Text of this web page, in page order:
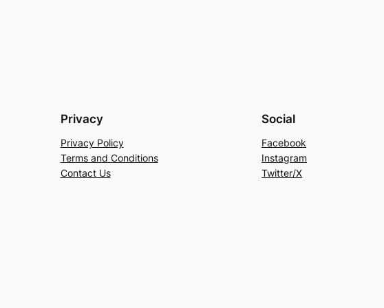
Privacy
Privacy Policy
Terms and Conditions
Contact Us
Social
Facebook
Instagram
Twitter/X